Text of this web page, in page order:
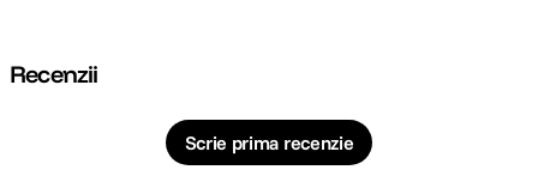
Recenzii
Scrie prima recenzie